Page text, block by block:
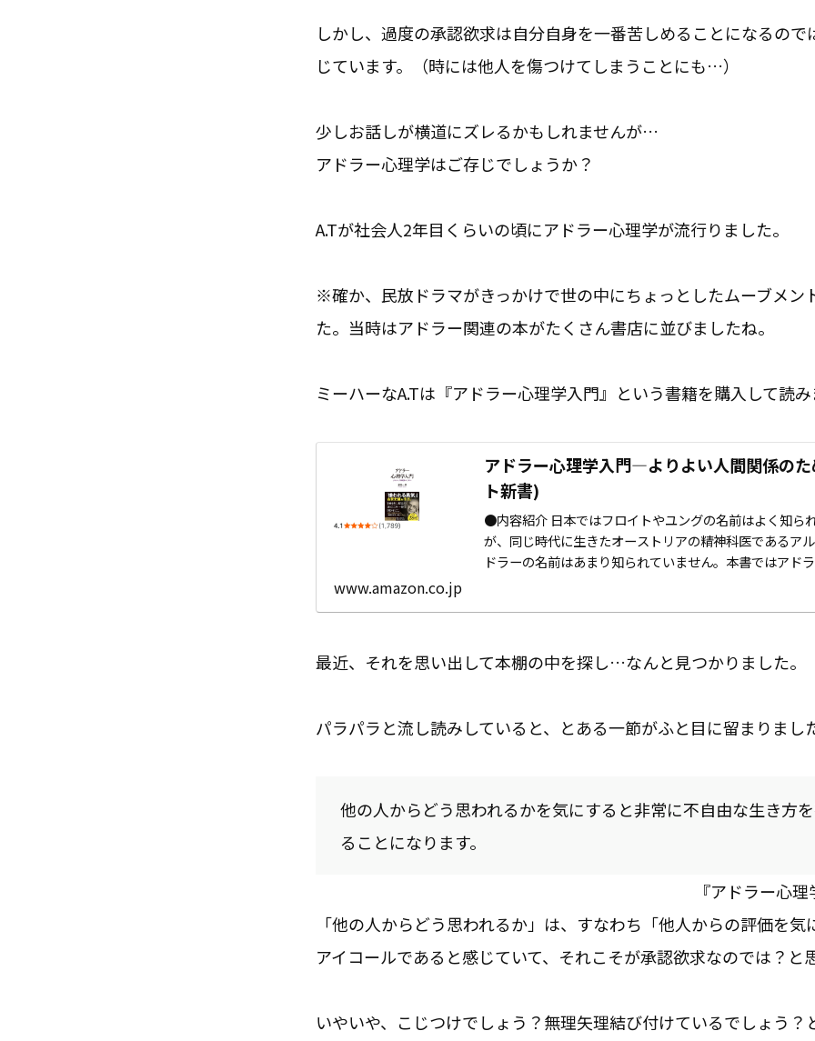
しかし、過度の承認欲求は自分自身を一番苦しめることになるので
じています。（時には他人を傷つけてしまうことにも…）
少しお話しが横道にズレるかもしれませんが…
アドラー心理学はご存じでしょうか？
A.Tが社会人2年目くらいの頃にアドラー心理学が流行りました。
※確か、民放ドラマがきっかけで世の中にちょっとしたムーブメン
た。当時はアドラー関連の本がたくさん書店に並びましたね。
ミーハーなA.Tは『アドラー心理学入門』という書籍を購入して読み
アドラー心理学入門―よりよい人間関係の
ト新書)
●内容紹介 日本ではフロイトやユングの名前はよく知ら
が、同じ時代に生きたオーストリアの精神科医であるア
ドラーの名前はあまり知られていません。本書ではアド
www.amazon.co.jp
最近、それを思い出して本棚の中を探し…なんと見つかりました。
パラパラと流し読みしていると、とある一節がふと目に留まりまし
他の人からどう思われるかを気にすると非常に不自由な生き方
ることになります。
『アドラー心
「他の人からどう思われるか」は、すなわち「他人からの評価を気
アイコールであると感じていて、それこそが承認欲求なのでは？と
いやいや、こじつけでしょう？無理矢理結び付けているでしょう？